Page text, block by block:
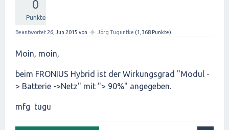
0
Punkte
Beantwortet 26, Jun 2015 von ✦ Jörg Tuguntke (1,368 Punkte)
Moin, moin,
beim FRONIUS Hybrid ist der Wirkungsgrad "Modul -
> Batterie ->Netz" mit "> 90%" angegeben.
mfg tugu